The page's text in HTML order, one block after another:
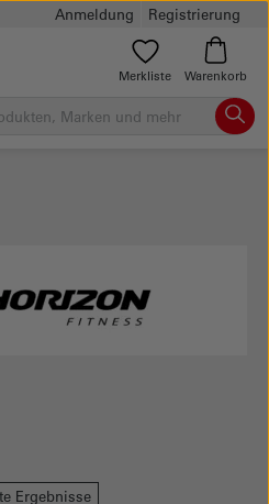
Anmeldung Registrierung
Merkliste Warenkorb
Ergebnisse